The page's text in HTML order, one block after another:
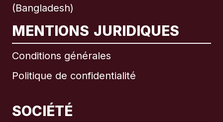
(Bangladesh)
MENTIONS JURIDIQUES
Conditions générales
Politique de confidentialité
SOCIÉTÉ